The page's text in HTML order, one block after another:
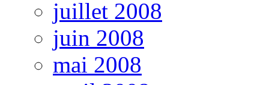
juillet 2008
juin 2008
mai 2008